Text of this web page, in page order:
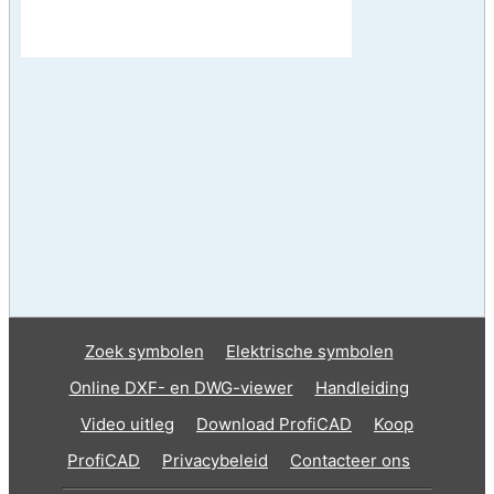
Zoek symbolen
Elektrische symbolen
Online DXF- en DWG-viewer
Handleiding
Video uitleg
Download ProfiCAD
Koop
ProfiCAD
Privacybeleid Contacteer ons